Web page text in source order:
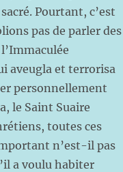
Pourtant, c’est
pas de parler des
aveugla et terrorisa
personnellement
le Saint Suaire
toutes ces
n’est-il pas
a voulu habiter